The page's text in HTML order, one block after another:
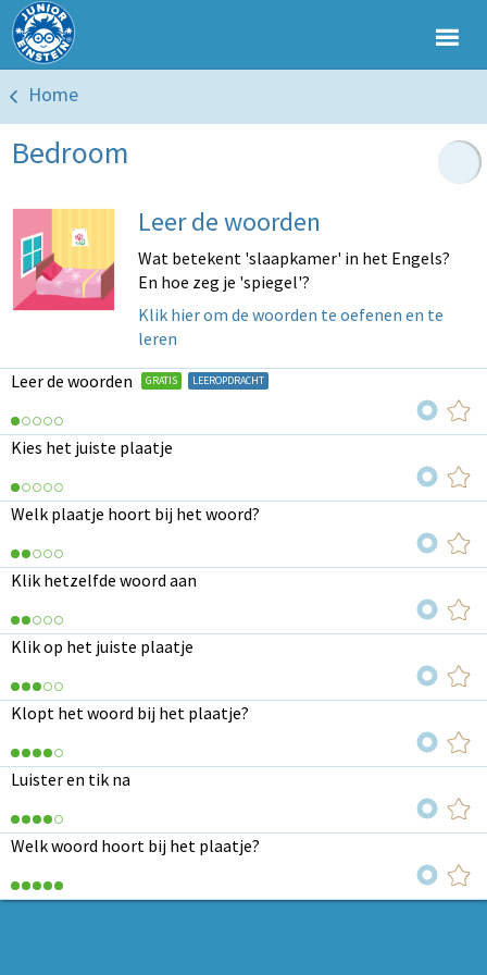
Home
Bedroom
Leer de woorden
Wat betekent 'slaapkamer' in het Engels?
En hoe zeg je 'spiegel'?
Klik hier om de woorden te oefenen en te
leren
Leer de woorden
GRATIS LEEROPDRACHT
Kies het juiste plaatje
Welk plaatje hoort bij het woord?
Klik hetzelfde woord aan
Klik op het juiste plaatje
Klopt het woord bij het plaatje?
Luister en tik na
Welk woord hoort bij het plaatje?